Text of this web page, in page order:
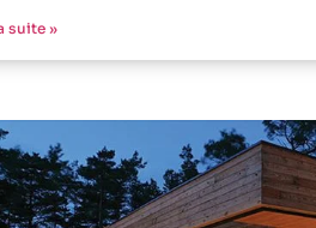
suite »